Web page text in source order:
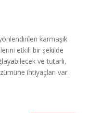
karmaşık
etkili bir şekilde
ve tutarlı,
ihtiyaçları var.